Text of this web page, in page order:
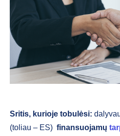
Sritis, kurioje tobulėsi:
(toliau – ES) finansuojamų